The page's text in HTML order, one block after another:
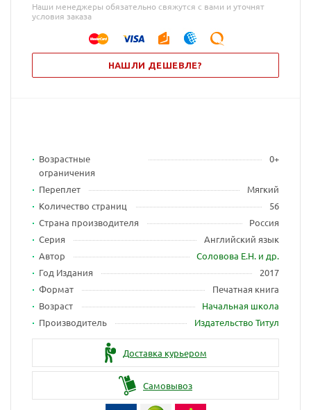
Наши менеджеры обязательно свяжутся с вами и уточнят
условия заказа
НАШЛИ ДЕШЕВЛЕ?
Возрастные
ограничения
0+
Переплет
Мягкий
Количество страниц
56
Страна производителя
Россия
Серия
Английский язык
Автор
Соловова Е.Н. и др.
Год Издания
2017
Формат
Печатная книга
Возраст
Начальная школа
Производитель
Издательство Титул
Доставка курьером
Самовывоз